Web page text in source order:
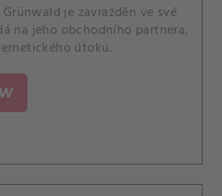
je zavražděn ve své
na jeho obchodního partnera,
útoku.